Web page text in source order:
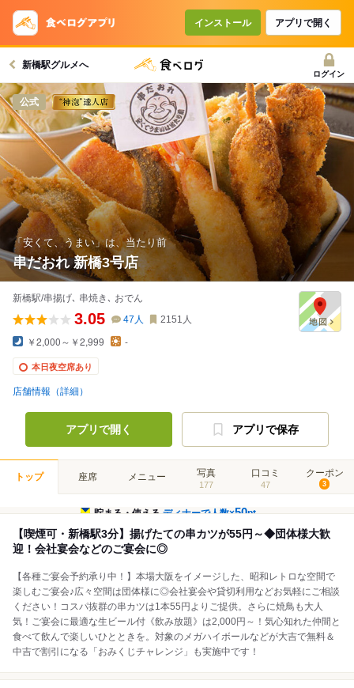
インストール アプリで開く
新橋駅グルメへ
ログイン
公式
「安くて、うまい」は、当たり前
串だおれ 新橋3号店
新橋駅/串揚げ､ 串焼き､ おでん
3.05 47 人 2151 人
￥2,000～￥2,999 -
本日夜空席あり
店舗情報（詳細）
アプリで開く アプリで保存
トップ 座席 メニュー 写真
177
口コミ
47
クーポン
3
貯まる・使えるディナーで人数×50pt
【喫煙可・新橋駅3分】揚げたての串カツが55円～◆団体様大歓
迎！会社宴会などのご宴会に◎
【各種ご宴会予約承り中！】本場大阪をイメージした、昭和レトロな空間で
楽しむご宴会♪広々空間は団体様に◎会社宴会や貸切利用などお気軽にご相談
ください！コスパ抜群の串カツは1本55円よりご提供。さらに焼鳥も大人
気！ご宴会に最適な生ビール付《飲み放題》は2,000円～！気心知れた仲間と
食べて飲んで楽しいひとときを。対象のメガハイボールなどが大吉で無料＆
中吉で割引になる「おみくじチャレンジ」も実施中です！
コースで使えるクーポン
戻る
クーポンを利用せず予約する